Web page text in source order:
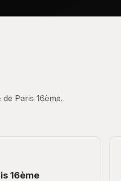
de Paris 16ème.
16ème